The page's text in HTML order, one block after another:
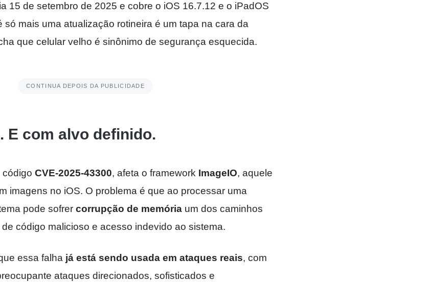
15 de setembro de 2025 e cobre o iOS 16.7.12 e o iPadOS
só mais uma atualização rotineira é um tapa na cara da
que celular velho é sinônimo de segurança esquecida.
CONTINUA DEPOIS DA PUBLICIDADE
E com alvo definido.
código CVE-2025-43300, afeta o framework ImageIO, aquele
imagens no iOS. O problema é que ao processar uma
pode sofrer corrupção de memória um dos caminhos
código malicioso e acesso indevido ao sistema.
essa falha já está sendo usada em ataques reais, com
ataques direcionados, sofisticados e